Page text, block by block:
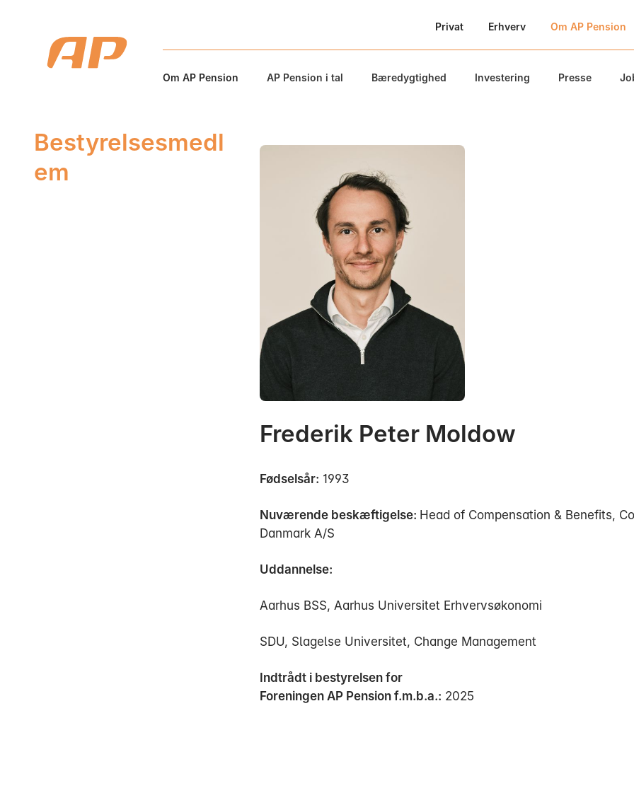
Privat Erhverv Om AP Pension
Om AP Pension AP Pension i tal Bæredygtighed Investering Presse
Bestyrelsesmedl
em
Frederik Peter Moldow
Fødselsår: 1993
Nuværende beskæftigelse: Head of Compensation & Benefits,
Danmark A/S
Uddannelse:
Aarhus BSS, Aarhus Universitet Erhvervsøkonomi
SDU, Slagelse Universitet, Change Management
Indtrådt i bestyrelsen for
Foreningen AP Pension f.m.b.a.: 2025